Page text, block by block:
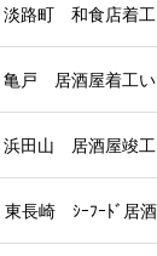
淡路町 和食店着工
亀戸 居酒屋着工い
浜田山 居酒屋竣工
東長崎 ｼｰﾌｰﾄﾞ居酒